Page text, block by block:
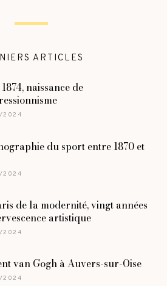
ARTICLES
naissance de
2024
du sport entre 1870 et
2024
de la modernité, vingt années
artistique
2024
van Gogh à Auvers-sur-Oise
2024